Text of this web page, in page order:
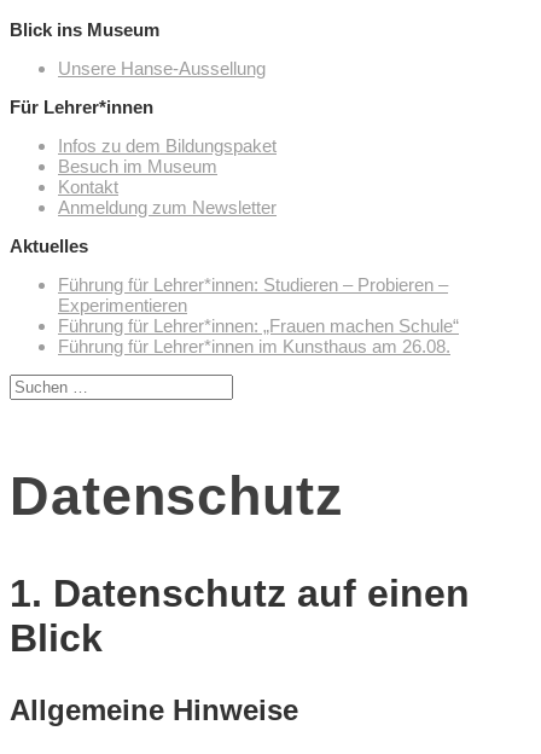
Blick ins Museum
Unsere Hanse-Aussellung
Für Lehrer*innen
Infos zu dem Bildungspaket
Besuch im Museum
Kontakt
Anmeldung zum Newsletter
Aktuelles
Führung für Lehrer*innen: Studieren – Probieren –
Experimentieren
Führung für Lehrer*innen: „Frauen machen Schule“
Führung für Lehrer*innen im Kunsthaus am 26.08.
Suchen
nach:
Datenschutz
1. Datenschutz auf einen
Blick
Allgemeine Hinweise